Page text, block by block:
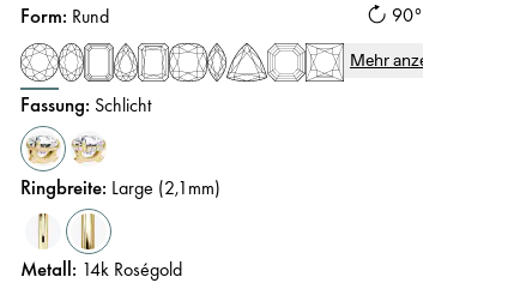
90°
Form: Rund
Mehr anzeigen
Fassung: Schlicht
Ringbreite: Large (2,1mm)
Metall: 14k Roségold